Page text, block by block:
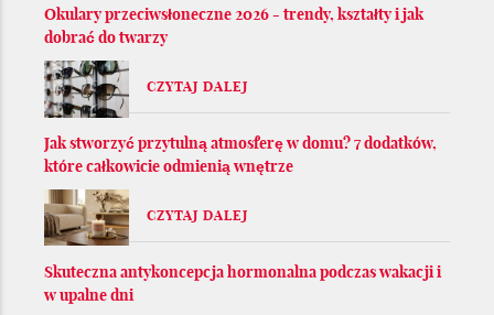
Okulary przeciwsłoneczne 2026 - trendy, kształty i jak
dobrać do twarzy
CZYTAJ DALEJ
Jak stworzyć przytulną atmosferę w domu? 7 dodatków,
które całkowicie odmienią wnętrze
CZYTAJ DALEJ
Skuteczna antykoncepcja hormonalna podczas wakacji i
w upalne dni